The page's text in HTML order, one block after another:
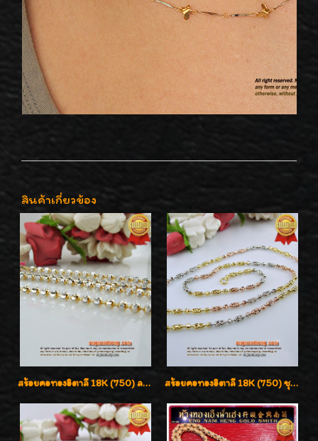
สินค้าเกี่ยวข้อง
สร้อยคอทองอิตาลี 18K (750) ลายยินตันแกะมูนคัดสวย ลายนี้เงามากๆค่ะ ใส่ทนแข็งแรง สร้อยคอทองอิตาลี 18K (750) ชุบ 3 สี แกะลายสวยรุ่นใหม่ ลายละเอียดเงาวิบวับค่ะ